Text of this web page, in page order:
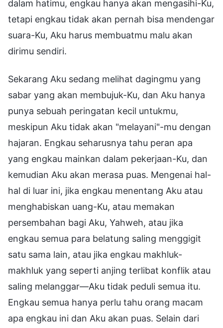
Sekarang Aku sedang melihat dagingmu yang
sabar yang akan membujuk-Ku, dan Aku hanya
punya sebuah peringatan kecil untukmu,
meskipun Aku tidak akan "melayani"-mu dengan
hajaran. Engkau seharusnya tahu peran apa
yang engkau mainkan dalam pekerjaan-Ku, dan
kemudian Aku akan merasa puas. Mengenai hal-
hal di luar ini, jika engkau menentang Aku atau
menghabiskan uang-Ku, atau memakan
persembahan bagi Aku, Yahweh, atau jika
engkau semua para belatung saling menggigit
satu sama lain, atau jika engkau makhluk-
makhluk yang seperti anjing terlibat konflik atau
saling melanggar—Aku tidak peduli semua itu.
Engkau semua hanya perlu tahu orang macam
apa engkau ini dan Aku akan puas. Selain dari